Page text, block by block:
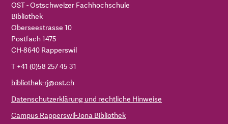
OST - Ostschweizer Fachhochschule
Bibliothek
Oberseestrasse 10
Postfach 1475
CH-8640 Rapperswil
T +41 (0)58 257 45 31
bibliothek-rj@ost.ch
Datenschutzerklärung und rechtliche Hinweise
Campus Rapperswil-Jona Bibliothek